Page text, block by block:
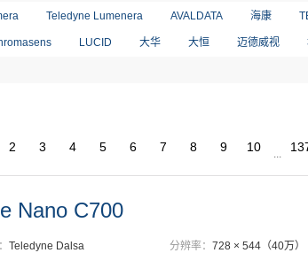
Teledyne Lumenera AVALDATA 海康
LUCID 大华 大恒 迈德威视
2 3 4 5 6 7 8 9 10 ...
Nano C700
Teledyne Dalsa 分辨率：728 × 544（40万）